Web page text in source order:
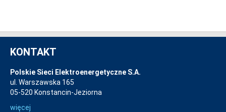
KONTAKT
Polskie Sieci Elektroenergetyczne S.A.
ul. Warszawska 165
05-520 Konstancin-Jeziorna
więcej